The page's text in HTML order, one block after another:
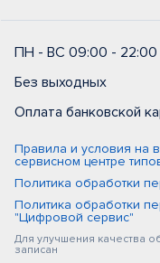
ПН - ВС 09:00 - 22:00
Без выходных
Оплата банковской
Правила и условия на
сервисном центре
Политика обработки
Политика обработки
"Цифровой сервис"
Для улучшения качества
записан